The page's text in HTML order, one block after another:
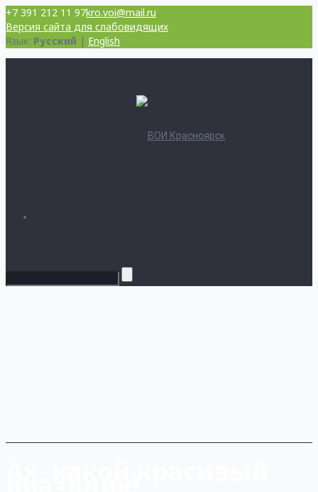
+7 391 212 11 97kro.voi@mail.ru
Версия сайта для слабовидящих
Язык: Русский | English